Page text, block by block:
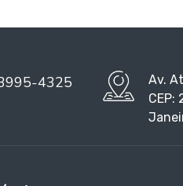
4325
Av.
CEP: